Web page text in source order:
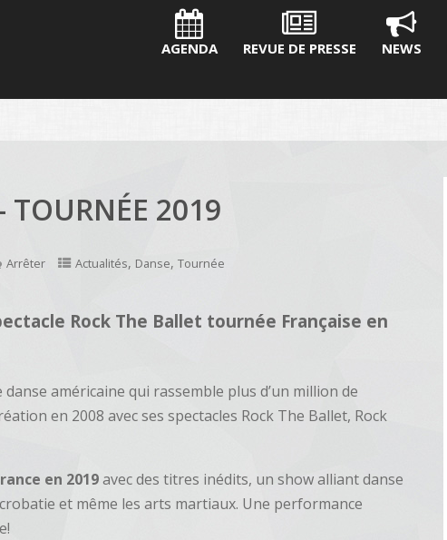
AGENDA REVUE DE PRESSE NEWS
TOURNÉE 2019
Arrêter Actualités, Danse,Tournée
Rock The Ballet tournée Française en
américaine qui rassemble plus d’un million de
en 2008 avec ses spectacles Rock The Ballet, Rock
en 2019avec des titres inédits, un show alliant danse
et même les arts martiaux. Une performance